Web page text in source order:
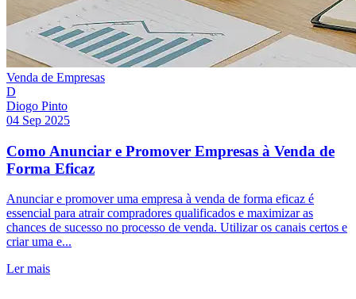
Venda de Empresas
D
Diogo Pinto
04 Sep 2025
Como Anunciar e Promover Empresas à Venda de
Forma Eficaz
Anunciar e promover uma empresa à venda de forma eficaz é
essencial para atrair compradores qualificados e maximizar as
chances de sucesso no processo de venda. Utilizar os canais certos e
criar uma e...
Ler mais